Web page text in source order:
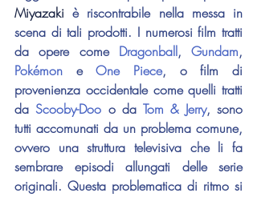
Miyazaki è riscontrabile nella messa in
scena di tali prodotti. I numerosi film tratti
da opere come Dragonball, Gundam
Pokémon e One Piece, o film di
provenienza occidentale come quelli tratti
da Scooby-Doo o da Tom & Jerry, sono
tutti accomunati da un problema comune,
ovvero una struttura televisiva che li fa
sembrare episodi allungati delle serie
originali. Questa problematica di ritmo si